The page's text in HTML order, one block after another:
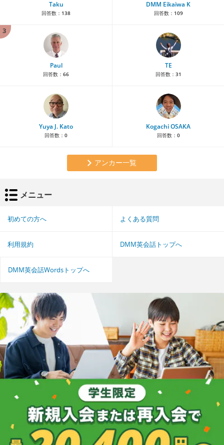
Taku
回答数： 138
DMM Eikaiwa K
回答数： 109
3
Paul
回答数： 66
TE
回答数： 31
Yuya J. Kato
回答数： 0
Kogachi OSAKA
回答数： 0
アンカー一覧
メニュー
初めての方へ よくある質問
利用規約 DMM英会話トップへ
DMM英会話Wordsトップへ